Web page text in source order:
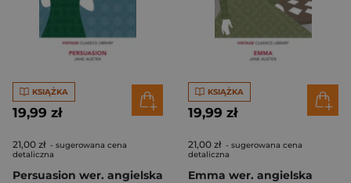
KSIĄŻKA
19,99 zł
21,00 zł - sugerowana cena
detaliczna
Persuasion wer. angielska
KSIĄŻKA
19,99 zł
21,00 zł - sugerowana cena
detaliczna
Emma wer. angielska